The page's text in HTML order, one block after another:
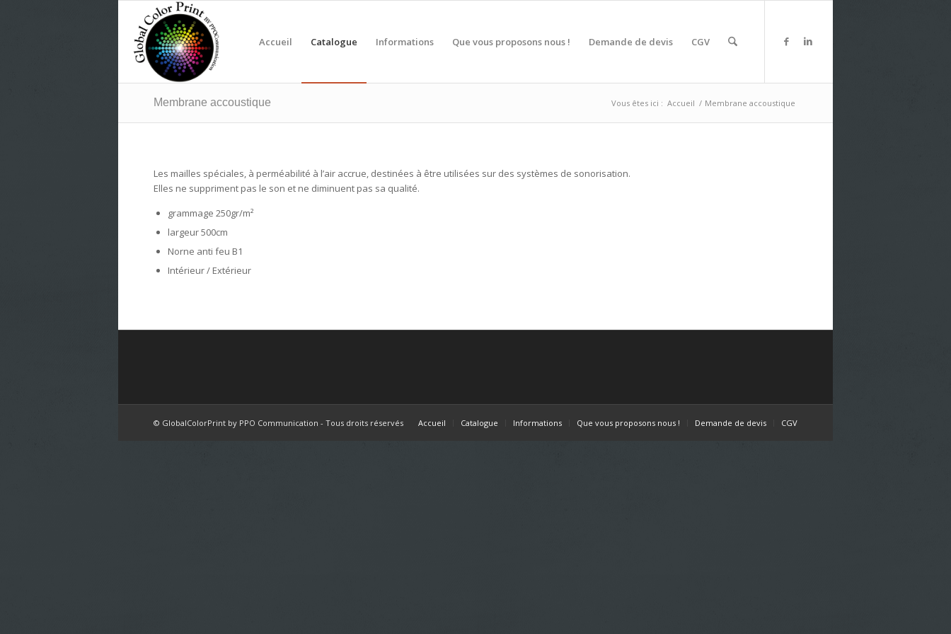
Accueil Catalogue Informations Que vous proposons nous ! Demande de devis CGV
Membrane accoustique Vous êtes ici : Accueil / Membrane accoustique
Les mailles spéciales, à perméabilité à l’air accrue, destinées à être utilisées sur des systèmes de sonorisation.
Elles ne suppriment pas le son et ne diminuent pas sa qualité.
grammage 250gr/m²
largeur 500cm
Norne anti feu B1
Intérieur / Extérieur
© GlobalColorPrint by PPO Communication - Tous droits réservés Accueil Catalogue Informations Que vous proposons nous ! Demande de devis CGV